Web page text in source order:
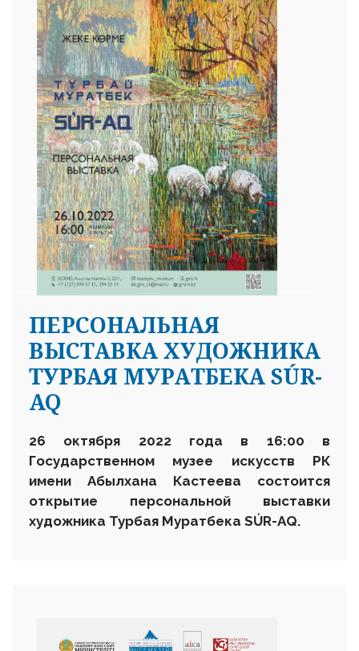
ПЕРСОНАЛЬНАЯ
ВЫСТАВКА ХУДОЖНИКА
ТУРБАЯ МУРАТБЕКА SÚR-
AQ
26 октября 2022 года в 16:00 в
Государственном музее искусств РК
имени Абылхана Кастеева состоится
открытие персональной выставки
художника Турбая Муратбека SÚR-AQ.